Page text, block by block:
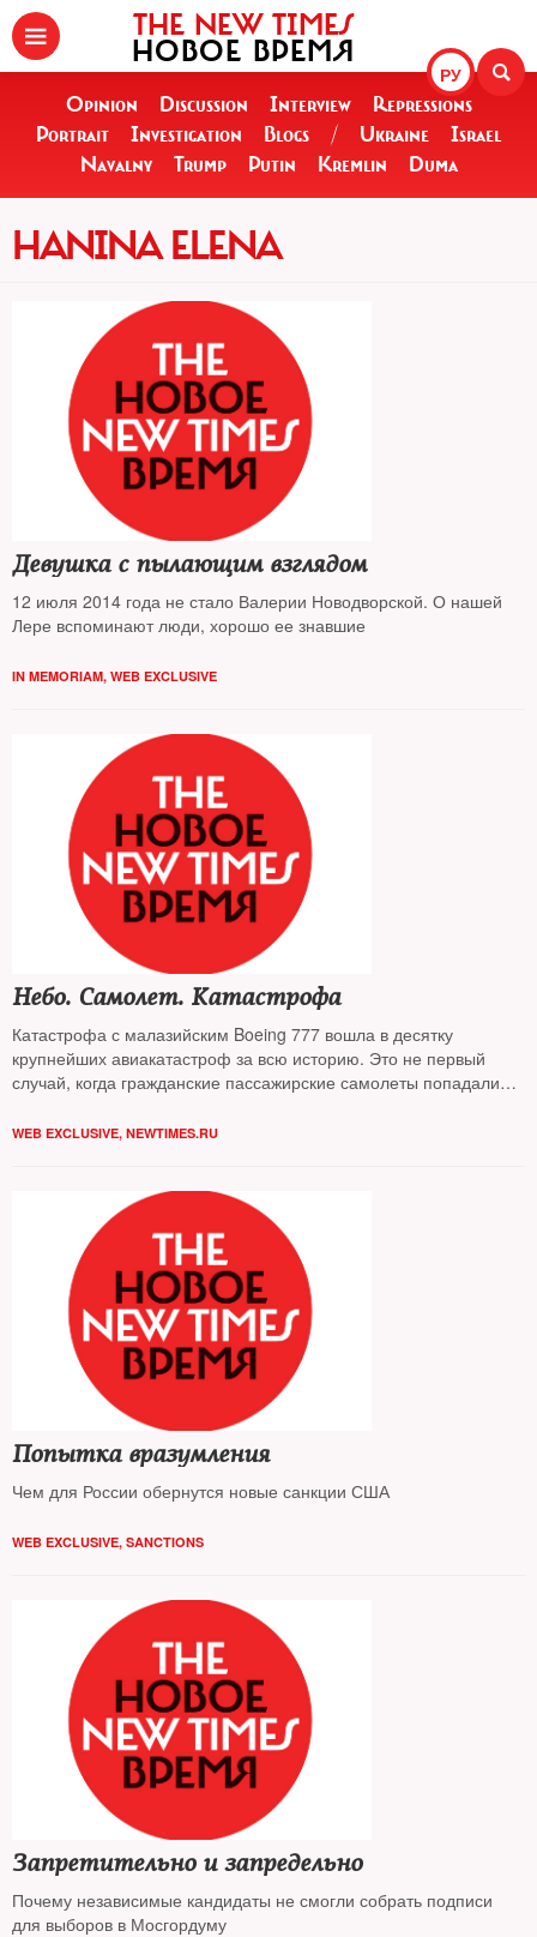
РУ
THE NEW TIMES
НОВОЕ ВРЕМЯ
Opinion Discussion Interview
Repressions
Portrait
Investigation Blogs / Ukraine
Israel
Navalny
Trump Putin Kremlin Duma
HANINA ELENA
Девушка с пылающим взглядом
12 июля 2014 года не стало Валерии Новодворской. О нашей
Лере вспоминают люди, хорошо ее знавшие
IN MEMORIAM, WEB EXCLUSIVE
Небо. Самолет. Катастрофа
Катастрофа с малазийским Boeing 777 вошла в десятку
крупнейших авиакатастроф за всю историю. Это не первый
случай, когда гражданские пассажирские самолеты попадали
WEB EXCLUSIVE, NEWTIMES.RU
Попытка вразумления
Чем для России обернутся новые санкции США
WEB EXCLUSIVE, SANCTIONS
Запретительно и запредельно
Почему независимые кандидаты не смогли собрать подписи
для выборов в Мосгордуму